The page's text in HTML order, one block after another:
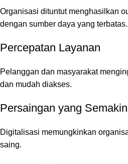
Organisasi dituntut menghasilkan
dengan sumber daya yang terbatas.
Percepatan Layanan
Pelanggan dan masyarakat
dan mudah diakses.
Persaingan yang
Digitalisasi memungkinkan
saing.